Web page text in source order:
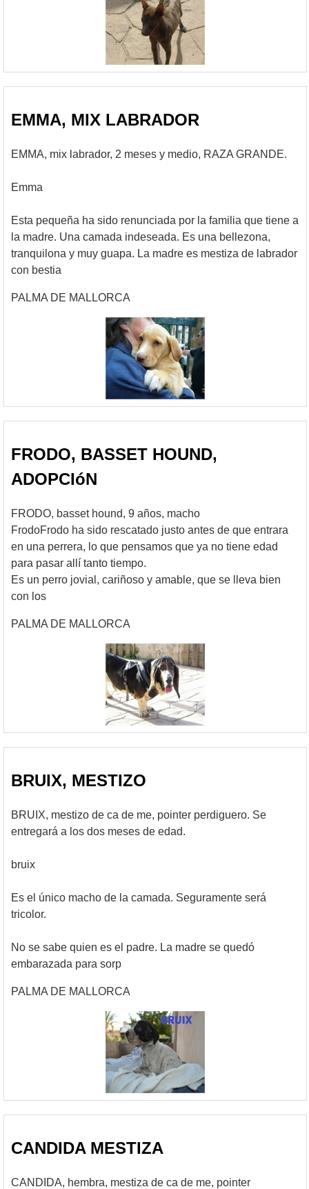
EMMA, MIX LABRADOR
EMMA, mix labrador, 2 meses y medio, RAZA GRANDE.
Emma
Esta pequeña ha sido renunciada por la familia que tiene a
la madre. Una camada indeseada. Es una bellezona,
tranquilona y muy guapa. La madre es mestiza de labrador
con bestia
PALMA DE MALLORCA
FRODO, BASSET HOUND,
ADOPCIóN
FRODO, basset hound, 9 años, macho
FrodoFrodo ha sido rescatado justo antes de que entrara
en una perrera, lo que pensamos que ya no tiene edad
para pasar allí tanto tiempo.
Es un perro jovial, cariñoso y amable, que se lleva bien
con los
PALMA DE MALLORCA
BRUIX, MESTIZO
BRUIX, mestizo de ca de me, pointer perdiguero. Se
entregará a los dos meses de edad.
bruix
Es el único macho de la camada. Seguramente será
tricolor.
No se sabe quien es el padre. La madre se quedó
embarazada para sorp
PALMA DE MALLORCA
CANDIDA MESTIZA
CANDIDA, hembra, mestiza de ca de me, pointer